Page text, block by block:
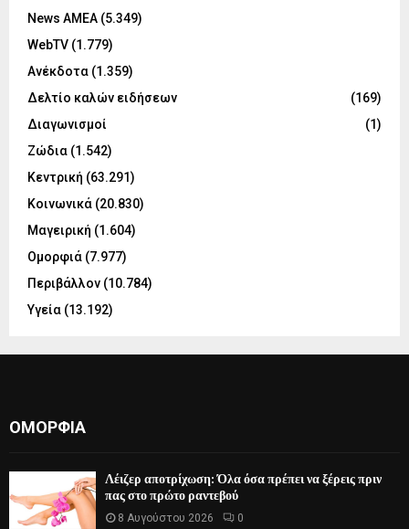
News ΑΜΕΑ (5.349)
WebTV (1.779)
Ανέκδοτα (1.359)
Δελτίο καλών ειδήσεων
(169)
Διαγωνισμοί
(1)
Ζώδια (1.542)
Κεντρική (63.291)
Κοινωνικά (20.830)
Μαγειρική (1.604)
Ομορφιά (7.977)
Περιβάλλον (10.784)
Υγεία (13.192)
ΟΜΟΡΦΙΆ
Λέιζερ αποτρίχωση: Όλα όσα πρέπει να ξέρεις πριν
πας στο πρώτο ραντεβού
8 Αυγούστου 2026 0